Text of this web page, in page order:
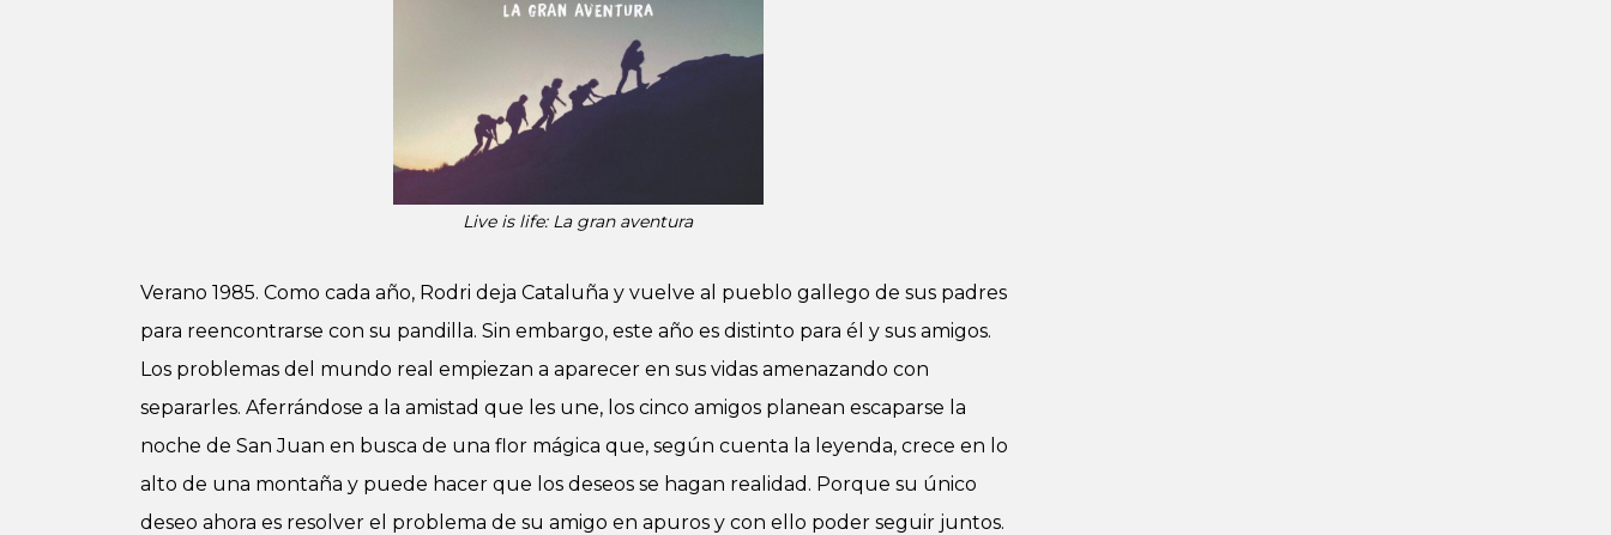
Live is life: La gran aventura
Verano 1985. Como cada año, Rodri deja Cataluña y vuelve al pueblo gallego de sus padres
para reencontrarse con su pandilla. Sin embargo, este año es distinto para él y sus amigos.
Los problemas del mundo real empiezan a aparecer en sus vidas amenazando con
separarles. Aferrándose a la amistad que les une, los cinco amigos planean escaparse la
noche de San Juan en busca de una flor mágica que, según cuenta la leyenda, crece en lo
alto de una montaña y puede hacer que los deseos se hagan realidad. Porque su único
deseo ahora es resolver el problema de su amigo en apuros y con ello poder seguir juntos.